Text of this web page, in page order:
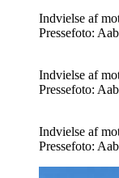
Indvielse af
Pressefoto:
Indvielse af
Pressefoto:
Indvielse af
Pressefoto: